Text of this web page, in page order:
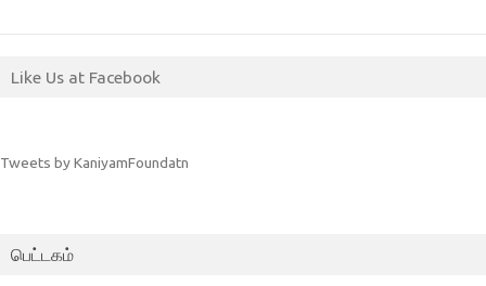
Like Us at Facebook
Tweets by KaniyamFoundatn
பெட்டகம்